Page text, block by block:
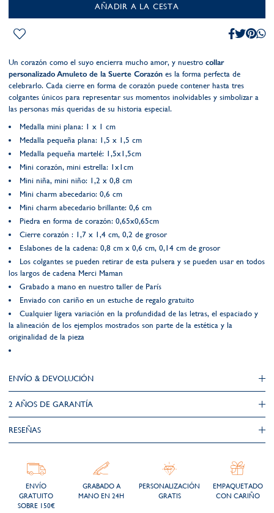
AÑADIR A LA CESTA
Un corazón como el suyo encierra mucho amor, y nuestro collar
personalizado Amuleto de la Suerte Corazón es la forma perfecta de
celebrarlo. Cada cierre en forma de corazón puede contener hasta tres
colgantes únicos para representar sus momentos inolvidables y simbolizar a
las personas más queridas de su historia especial.
Medalla mini plana: 1 x 1 cm
Medalla pequeña plana: 1,5 x 1,5 cm
Medalla pequeña martelé: 1,5x1,5cm
Mini corazón, mini estrella: 1x1cm
Mini niña, mini niño: 1,2 x 0,8 cm
Mini charm abecedario: 0,6 cm
Mini charm abecedario brillante: 0,6 cm
Piedra en forma de corazón: 0,65x0,65cm
Cierre corazón : 1,7 x 1,4 cm, 0,2 de grosor
Eslabones de la cadena: 0,8 cm x 0,6 cm, 0,14 cm de grosor
Los colgantes se pueden retirar de esta pulsera y se pueden usar en todos
los largos de cadena Merci Maman
Grabado a mano en nuestro taller de París
Enviado con cariño en un estuche de regalo gratuito
Cualquier ligera variación en la profundidad de las letras, el espaciado y
la alineación de los ejemplos mostrados son parte de la estética y la
originalidad de la pieza
ENVÍO & DEVOLUCIÓN
2 AÑOS DE GARANTÍA​
RESEÑAS
ENVÍO
GRATUITO
SOBRE 150€
GRABADO A
MANO EN 24H
PERSONALIZACIÓN
GRATIS
EMPAQUETADO
CON CARIÑO